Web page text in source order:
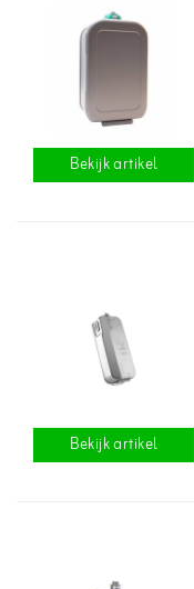
Bekijk artikel
Bekijk artikel